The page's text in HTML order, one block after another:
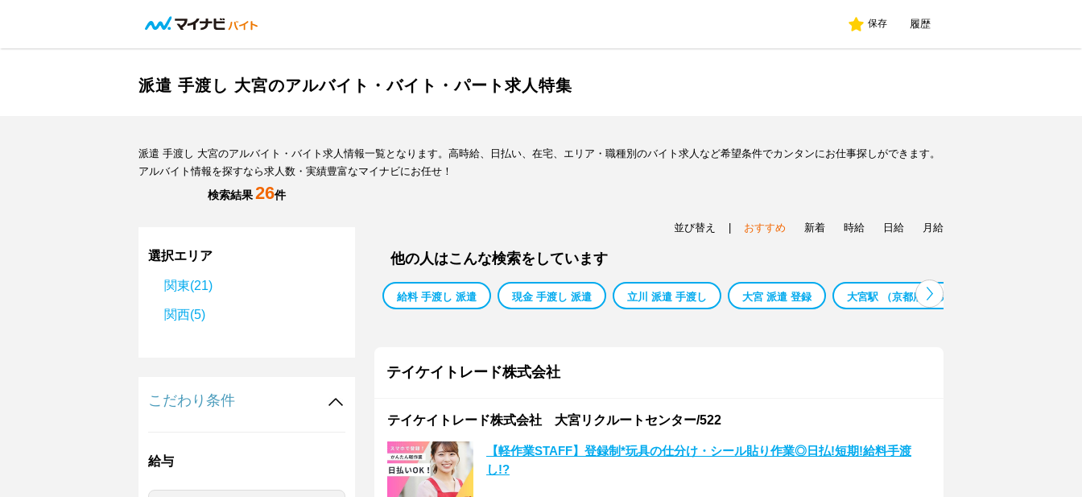
保存 履歴
派遣 手渡し 大宮のアルバイト・バイト・パート求人特集
派遣 手渡し 大宮のアルバイト・バイト求人情報一覧となります。高時給、日払い、在宅、エリア・職種別のバイト求人など希望条件でカンタンにお仕事探しができます。
アルバイト情報を探すなら求人数・実績豊富なマイナビにお任せ！
検索結果26件
選択エリア
関東(21)
関西(5)
こだわり条件
給与
並び替え おすすめ 新着 時給 日給 月給
他の人はこんな検索をしています
給料 手渡し 派遣 現金 手渡し 派遣 立川 派遣 手渡し 大宮 派遣 登録 大宮駅 （京都府） 現金手渡し
テイケイトレード株式会社
テイケイトレード株式会社 大宮リクルートセンター/522
【軽作業STAFF】登録制*玩具の仕分け・シール貼り作業◎日払!短期!給料手渡
し!?